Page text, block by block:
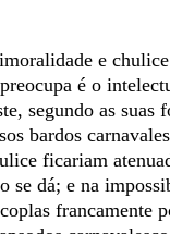
e
é o
segundo as suas
bardos
ficariam
se dá; e na
francamente